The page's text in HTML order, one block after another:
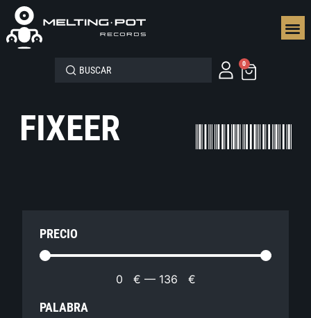
0
FIXEER
PRECIO
0 € — 136 €
PALABRA